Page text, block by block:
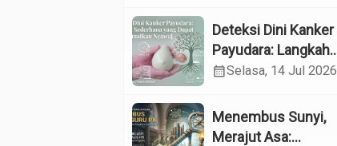
Reproduksi pada
Lansia melalui
Edukasi dan
Konseling di UPTD
Lanjut Usia Binjai
Deteksi Dini Kanker
Payudara: Langkah
Sederhana yang
Nyawa
calendar_monthSelasa, 14 Jul 2026
Menembus Sunyi,
Merajut Asa: